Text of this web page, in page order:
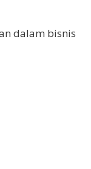
dalam bisnis